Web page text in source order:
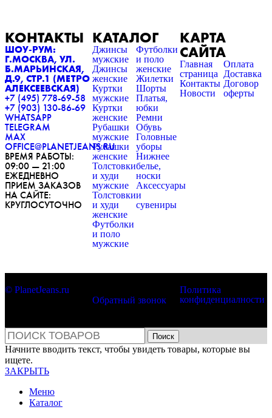
КОНТАКТЫ
ШОУ-РУМ:
Г.МОСКВА, УЛ.
Б.МАРЬИНСКАЯ,
Д.9, СТР.1 (МЕТРО
АЛЕКСЕЕВСКАЯ)
+7 (495) 778-69-58
+7 (903) 130-86-69
WHATSAPP
TELEGRAM
MAX
OFFICE@PLANETJEANS.RU
ВРЕМЯ РАБОТЫ:
09:00 — 21:00
ЕЖЕДНЕВНО
ПРИЕМ ЗАКАЗОВ
НА САЙТЕ:
КРУГЛОСУТОЧНО
КАТАЛОГ
Джинсы
мужские
Джинсы
женские
Куртки
мужские
Куртки
женские
Рубашки
мужские
Рубашки
женские
Толстовки
и худи
мужские
Толстовки
и худи
женские
Футболки
и поло
мужские
Футболки
и поло
женские
Жилетки
Шорты
Платья,
юбки
Ремни
Обувь
Головные
уборы
Нижнее
белье,
носки
Аксессуары
и
сувениры
КАРТА
САЙТА
Главная
страница
Контакты
Новости
Оплата
Доставка
Договор
оферты
© PlanetJeans.ru
Обратный звонок
Политика
конфиденциалности
Поиск
Начните вводить текст, чтобы увидеть товары, которые вы
ищете.
ЗАКРЫТЬ
Меню
Каталог